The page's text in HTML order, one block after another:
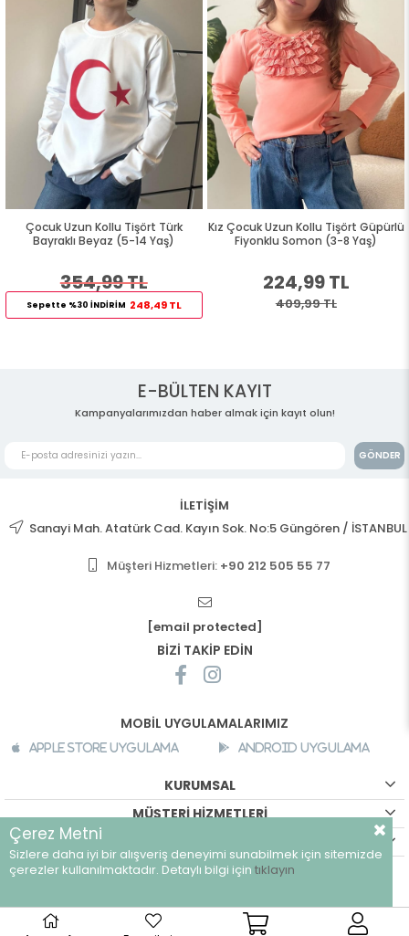
Çocuk Uzun Kollu Tişört Türk
Bayraklı Beyaz (5-14 Yaş)
354,99 TL
Sepette %30 İNDİRİM 248,49 TL
Kız Çocuk Uzun Kollu Tişört Güpürlü
Fiyonklu Somon (3-8 Yaş)
224,99 TL
409,99 TL
E-BÜLTEN KAYIT
Kampanyalarımızdan haber almak için kayıt olun!
GÖNDER
İLETİŞİM
Sanayi Mah. Atatürk Cad. Kayın Sok. No:5 Güngören / İSTANBUL
Müşteri Hizmetleri: +90 212 505 55 77
[email protected]
BİZİ TAKİP EDİN
MOBİL UYGULAMALARIMIZ
Apple Store Uygulama Android Uygulama
KURUMSAL
MÜŞTERİ HİZMETLERİ
©breeze.com.tr - Tüm hakları saklıdır.
Çerez Metni
Sizlere daha iyi bir alışveriş deneyimi sunabilmek için sitemizde
çerezler kullanılmaktadır. Detaylı bilgi için tıklayın